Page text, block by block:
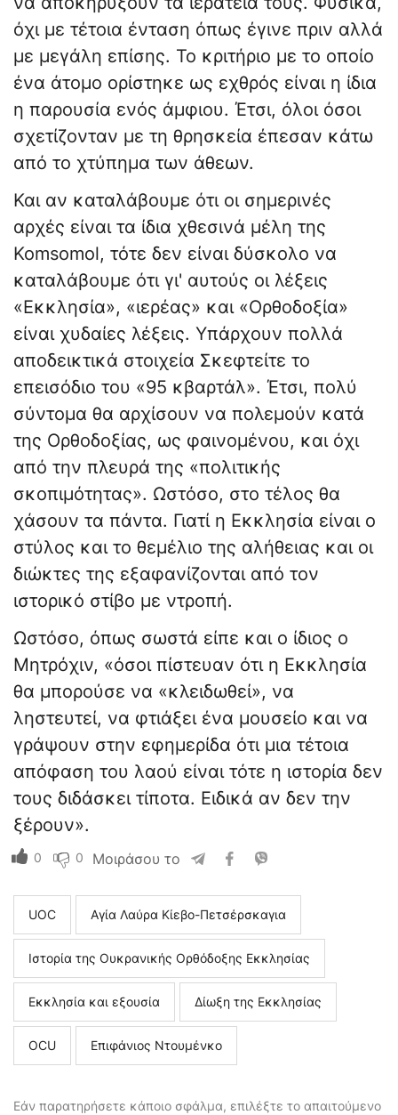
όχι με τέτοια ένταση όπως έγινε πριν αλλά
με μεγάλη επίσης. Το κριτήριο με το οποίο
ένα άτομο ορίστηκε ως εχθρός είναι η ίδια
η παρουσία ενός άμφιου. Έτσι, όλοι όσοι
σχετίζονταν με τη θρησκεία έπεσαν κάτω
από το χτύπημα των άθεων.
Και αν καταλάβουμε ότι οι σημερινές
αρχές είναι τα ίδια χθεσινά μέλη της
Komsomol, τότε δεν είναι δύσκολο να
καταλάβουμε ότι γι' αυτούς οι λέξεις
«Εκκλησία», «ιερέας» και «Ορθοδοξία»
είναι χυδαίες λέξεις. Υπάρχουν πολλά
αποδεικτικά στοιχεία Σκεφτείτε το
επεισόδιο του «95 κβαρτάλ». Έτσι, πολύ
σύντομα θα αρχίσουν να πολεμούν κατά
της Ορθοδοξίας, ως φαινομένου, και όχι
από την πλευρά της «πολιτικής
σκοπιμότητας». Ωστόσο, στο τέλος θα
χάσουν τα πάντα. Γιατί η Εκκλησία είναι ο
στύλος και το θεμέλιο της αλήθειας και οι
διώκτες της εξαφανίζονται από τον
ιστορικό στίβο με ντροπή.
Ωστόσο, όπως σωστά είπε και ο ίδιος ο
Μητρόχιν, «όσοι πίστευαν ότι η Εκκλησία
θα μπορούσε να «κλειδωθεί», να
ληστευτεί, να φτιάξει ένα μουσείο και να
γράψουν στην εφημερίδα ότι μια τέτοια
απόφαση του λαού είναι τότε η ιστορία δεν
τους διδάσκει τίποτα. Ειδικά αν δεν την
ξέρουν».
0 0 Μοιράσου το
UOC Αγία Λαύρα Κίεβο-Πετσέρσκαγια
Ιστορία της Ουκρανικής Ορθόδοξης Εκκλησίας
Εκκλησία και εξουσία Δίωξη της Εκκλησίας
ΟCU Επιφάνιος Ντουμένκο
Εάν παρατηρήσετε κάποιο σφάλμα, επιλέξτε το απαιτούμενο